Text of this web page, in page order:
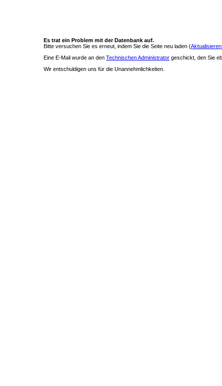
Es trat ein Problem mit der Datenbank auf.
Bitte versuchen Sie es erneut, indem Sie die Seite neu laden (
Eine E-Mail wurde an den Technischen Administrator geschickt, den Sie
Wir entschuldigen uns für die Unannehmlichkeiten.